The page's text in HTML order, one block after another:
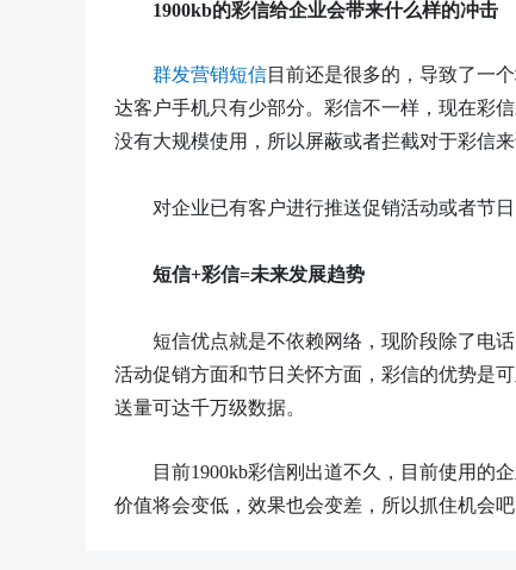
1900kb的彩信给企业会带来什么样的冲击
群发营销短信目前还是很多的，导致了一
达客户手机只有少部分。彩信不一样，现在彩
没有大规模使用，所以屏蔽或者拦截对于彩信来
对企业已有客户进行推送促销活动或者节
短信+彩信=未来发展趋势
短信优点就是不依赖网络，现阶段除了电
活动促销方面和节日关怀方面，彩信的优势是
送量可达千万级数据。
目前1900kb彩信刚出道不久，目前使用的
价值将会变低，效果也会变差，所以抓住机会吧